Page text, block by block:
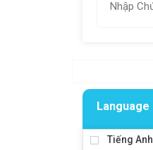
Language
Tiếng Anh